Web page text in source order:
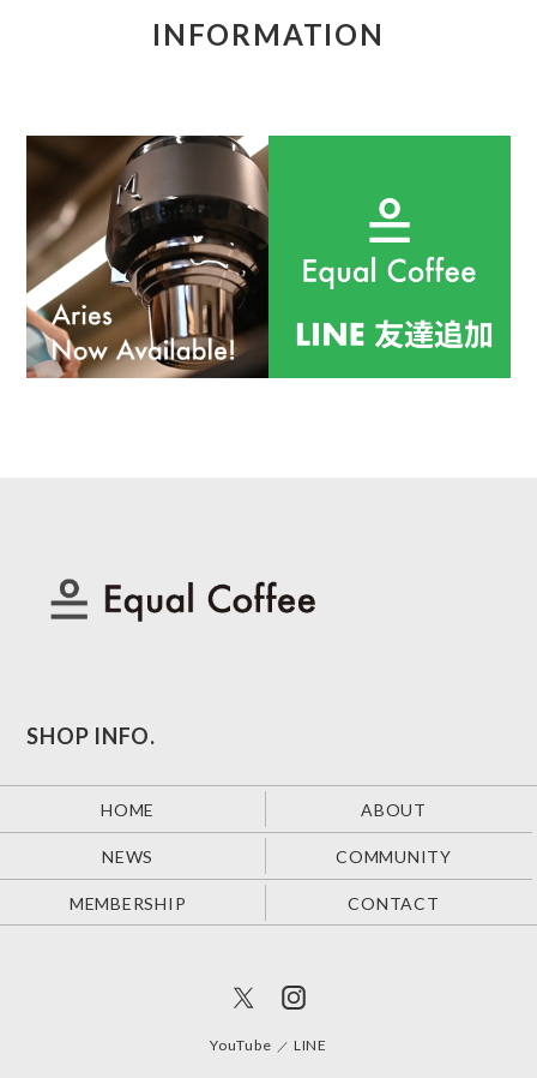
INFORMATION
SHOP INFO.
HOME ABOUT
NEWS COMMUNITY
MEMBERSHIP CONTACT
YouTube LINE